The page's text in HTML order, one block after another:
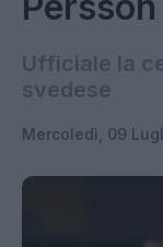
Ufficiale la
svedese
Mercoledì, 09